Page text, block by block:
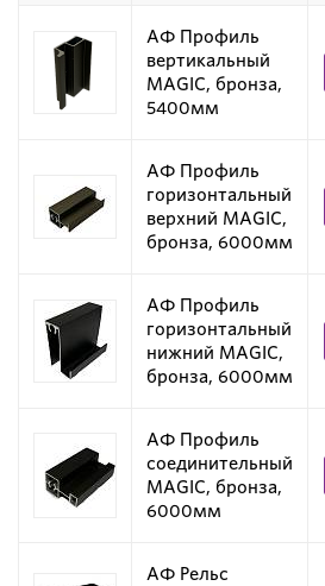
Алюминиевые профили для
АФ Профиль
вертикальный
MAGIC, бронза,
5400мм
АФ Профиль
горизонтальный
верхний MAGIC,
бронза, 6000мм
АФ Профиль
горизонтальный
нижний MAGIC,
бронза, 6000мм
АФ Профиль
соединительный
MAGIC, бронза,
6000мм
АФ Рельс